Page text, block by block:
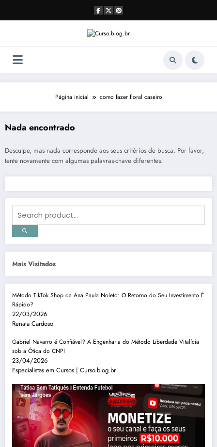
o
Página inicial como fazer floral caseiro
Nada encontrado
Desculpe, mas nada corresponde aos seus critérios de busca. Por favor,
tente novamente com algumas palavras-chave diferentes.
Mais Visitados
Método TikTok Shop da Ana Paula Noleto: O Retorno do Seu Investimento É
Rápido?
22/03/2026
Renata Cardoso
Gabriel Navarro é Confiável? A Engenharia do Método Liberdade Vitalícia
sob a Ótica do CNPI
23/04/2026
Especialistas em Cursos | Curso.blog.br